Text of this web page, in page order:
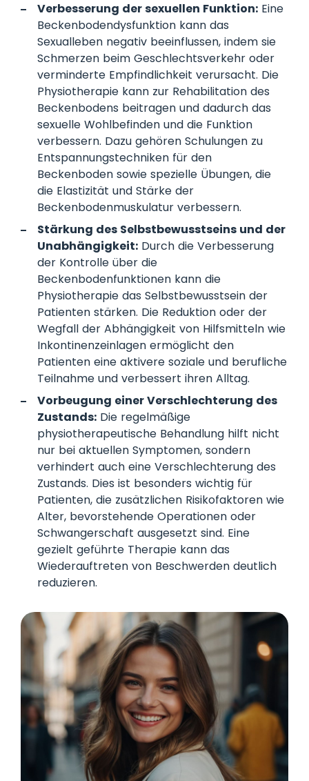
Verbesserung der sexuellen Funktion: Eine
Beckenbodendysfunktion kann das
Sexualleben negativ beeinflussen, indem sie
Schmerzen beim Geschlechtsverkehr oder
verminderte Empfindlichkeit verursacht. Die
Physiotherapie kann zur Rehabilitation des
Beckenbodens beitragen und dadurch das
sexuelle Wohlbefinden und die Funktion
verbessern. Dazu gehören Schulungen zu
Entspannungstechniken für den
Beckenboden sowie spezielle Übungen, die
die Elastizität und Stärke der
Beckenbodenmuskulatur verbessern.
Stärkung des Selbstbewusstseins und der
Unabhängigkeit: Durch die Verbesserung
der Kontrolle über die
Beckenbodenfunktionen kann die
Physiotherapie das Selbstbewusstsein der
Patienten stärken. Die Reduktion oder der
Wegfall der Abhängigkeit von Hilfsmitteln wie
Inkontinenzeinlagen ermöglicht den
Patienten eine aktivere soziale und berufliche
Teilnahme und verbessert ihren Alltag.
Vorbeugung einer Verschlechterung des
Zustands: Die regelmäßige
physiotherapeutische Behandlung hilft nicht
nur bei aktuellen Symptomen, sondern
verhindert auch eine Verschlechterung des
Zustands. Dies ist besonders wichtig für
Patienten, die zusätzlichen Risikofaktoren wie
Alter, bevorstehende Operationen oder
Schwangerschaft ausgesetzt sind. Eine
gezielt geführte Therapie kann das
Wiederauftreten von Beschwerden deutlich
reduzieren.